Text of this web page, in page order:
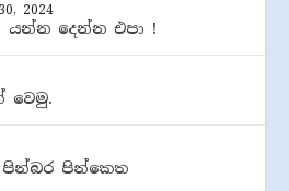
2024
යන්න දෙන්න එපා !
වෙමු.
පින්බර පින්කෙත